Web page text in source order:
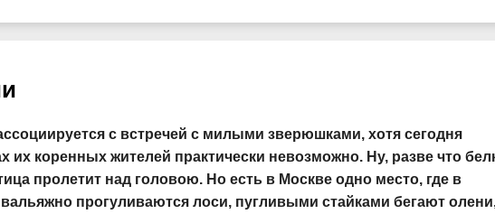
с встречей с милыми зверюшками, хотя сегодня
их коренных жителей практически невозможно. Ну, разве что
пролетит над головою. Но есть в Москве одно место, где в
прогуливаются лоси, пугливыми стайками бегают